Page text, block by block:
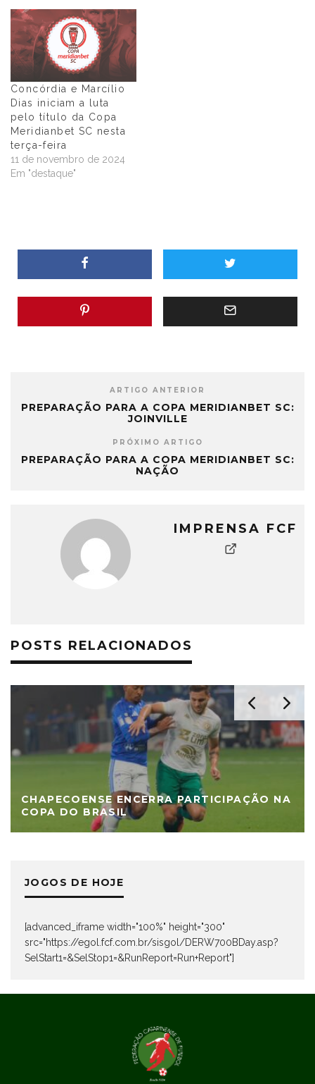
Concórdia e Marcílio
Dias iniciam a luta
pelo título da Copa
Meridianbet SC nesta
terça-feira
11 de novembro de 2024
Em "destaque"
ARTIGO ANTERIOR
PREPARAÇÃO PARA A COPA MERIDIANBET SC:
JOINVILLE
PRÓXIMO ARTIGO
PREPARAÇÃO PARA A COPA MERIDIANBET SC:
NAÇÃO
IMPRENSA FCF
POSTS RELACIONADOS
CHAPECOENSE ENCERRA PARTICIPAÇÃO NA
COPA DO BRASIL
JOGOS DE HOJE
[advanced_iframe width="100%" height="300"
src="https://egol.fcf.com.br/sisgol/DERW700BDay.asp?
SelStart1=&SelStop1=&RunReport=Run+Report"]